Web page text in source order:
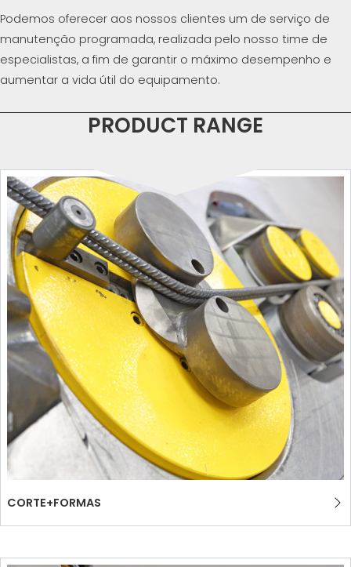
Podemos oferecer aos nossos clientes um de serviço de
manutenção programada, realizada pelo nosso time de
especialistas, a fim de garantir o máximo desempenho e
aumentar a vida útil do equipamento.
PRODUCT RANGE
CORTE+FORMAS